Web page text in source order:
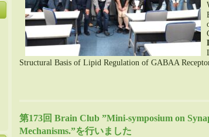
Structural Basis of Lipid Regulation of GABAA
第173回 Brain Club ”Mini-symposium on
Mechanisms.”を行いました